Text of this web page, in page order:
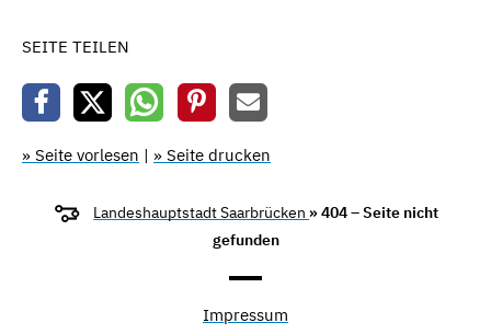
SEITE TEILEN
» Seite vorlesen | » Seite drucken
Landeshauptstadt Saarbrücken » 404 – Seite nicht
gefunden
Impressum